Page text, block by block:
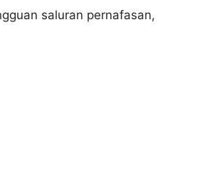
saluran pernafasan,